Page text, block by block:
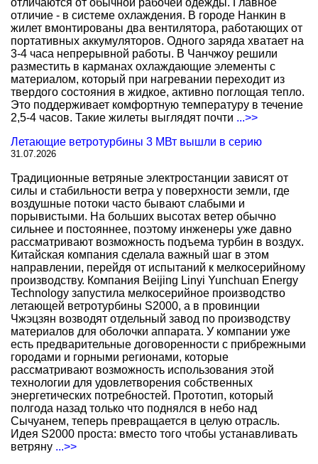
отличаются от обычной рабочей одежды. Главное
отличие - в системе охлаждения. В городе Нанкин в
жилет вмонтированы два вентилятора, работающих от
портативных аккумуляторов. Одного заряда хватает на
3-4 часа непрерывной работы. В Чанчжоу решили
разместить в карманах охлаждающие элементы с
материалом, который при нагревании переходит из
твердого состояния в жидкое, активно поглощая тепло.
Это поддерживает комфортную температуру в течение
2,5-4 часов. Такие жилеты выглядят почти ...>>
Летающие ветротурбины 3 МВт вышли в серию
31.07.2026
Традиционные ветряные электростанции зависят от
силы и стабильности ветра у поверхности земли, где
воздушные потоки часто бывают слабыми и
порывистыми. На больших высотах ветер обычно
сильнее и постояннее, поэтому инженеры уже давно
рассматривают возможность подъема турбин в воздух.
Китайская компания сделала важный шаг в этом
направлении, перейдя от испытаний к мелкосерийному
производству. Компания Beijing Linyi Yunchuan Energy
Technology запустила мелкосерийное производство
летающей ветротурбины S2000, а в провинции
Чжэцзян возводят отдельный завод по производству
материалов для оболочки аппарата. У компании уже
есть предварительные договоренности с прибрежными
городами и горными регионами, которые
рассматривают возможность использования этой
технологии для удовлетворения собственных
энергетических потребностей. Прототип, который
полгода назад только что поднялся в небо над
Сычуанем, теперь превращается в целую отрасль.
Идея S2000 проста: вместо того чтобы устанавливать
ветряну ...>>